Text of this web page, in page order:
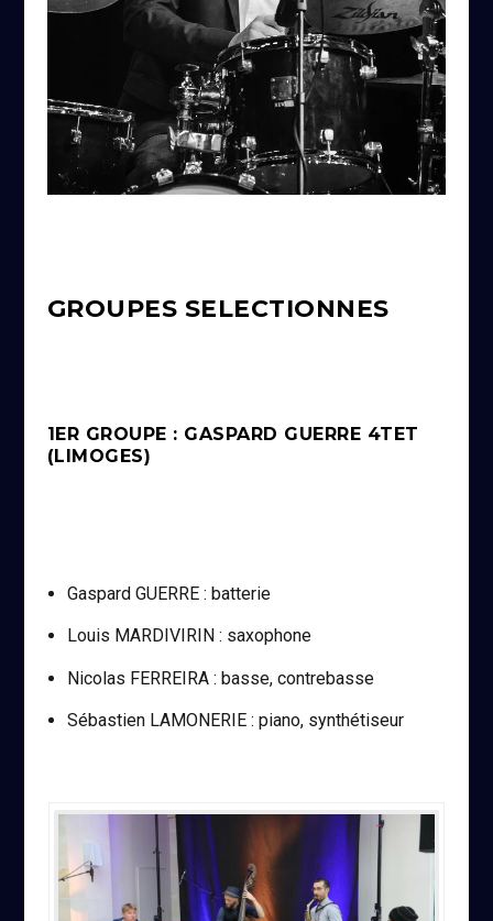
GROUPES SELECTIONNES
1ER GROUPE : GASPARD GUERRE 4TET
(LIMOGES)
Gaspard GUERRE : batterie
Louis MARDIVIRIN : saxophone
Nicolas FERREIRA : basse, contrebasse
Sébastien LAMONERIE : piano, synthétiseur